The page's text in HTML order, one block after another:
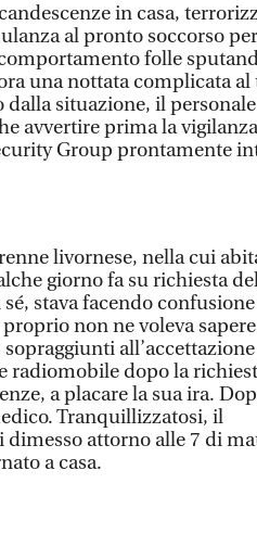
in casa,
al pronto soccorso
folle
una nottata complicata al
dalla situazione, il
avvertire prima la
Group prontamente
livornese, nella cui
giorno fa su richiesta
stava facendo confusione
non ne voleva
radiomobile dopo la
a placare la sua ira.
Tranquillizzatosi, il
dimesso attorno alle 7 di
a casa.